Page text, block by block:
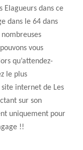
Elagueurs dans ce
dans le 64 dans
vous
qu’attendez-
le plus
internet de Les
sur son
uniquement pour
!!